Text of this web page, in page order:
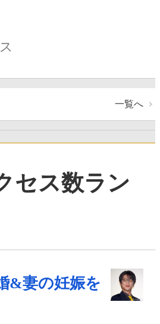
一覧へ
セス数ラン
&妻の妊娠を